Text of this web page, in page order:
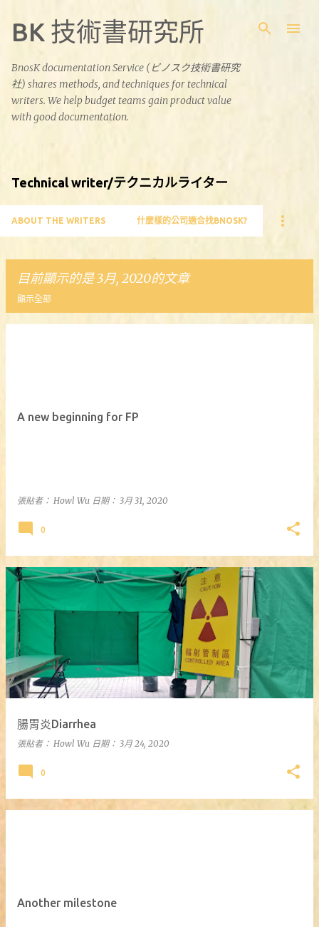
跳到主要內容
BK 技術書研究所
BnosK documentation Service (ビノスク技術書研究
社) shares methods, and techniques for technical
writers. We help budget teams gain product value
with good documentation.
Technical writer/テクニカルライター
ABOUT THE WRITERS 什麼樣的公司適合找BNOSK?
目前顯示的是 3月, 2020的文章
顯示全部
A new beginning for FP
張貼者： Howl Wu 日期： 3月 31, 2020
0
腸胃炎Diarrhea
張貼者： Howl Wu 日期： 3月 24, 2020
0
Another milestone